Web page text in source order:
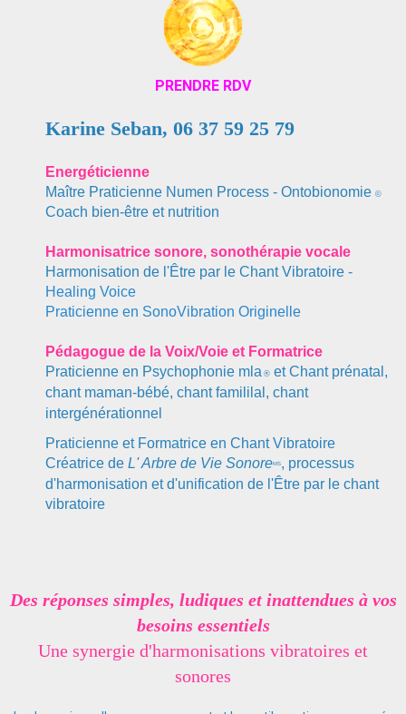
PRENDRE RDV
Karine Seban, 06 37 59 25 79
Energéticienne
Maître Praticienne Numen Process - Ontobionomie ©
Coach bien-être et nutrition
Harmonisatrice sonore, sonothérapie vocale
Harmonisation de l'Être par le Chant Vibratoire -
Healing Voice
Praticienne en SonoVibration Originelle
Pédagogue de la Voix/Voie et Formatrice
Praticienne en Psychophonie mla ® et Chant prénatal,
chant maman-bébé, chant famililal, chant
intergénérationnel
Praticienne et Formatrice en Chant Vibratoire
Créatrice de L' Arbre de Vie SonoreMS, processus
d'harmonisation et d'unification de l'Être par le chant
vibratoire
Des réponses simples, ludiques et inattendues à vos
besoins essentiels
Une synergie d'harmonisations vibratoires et
sonores